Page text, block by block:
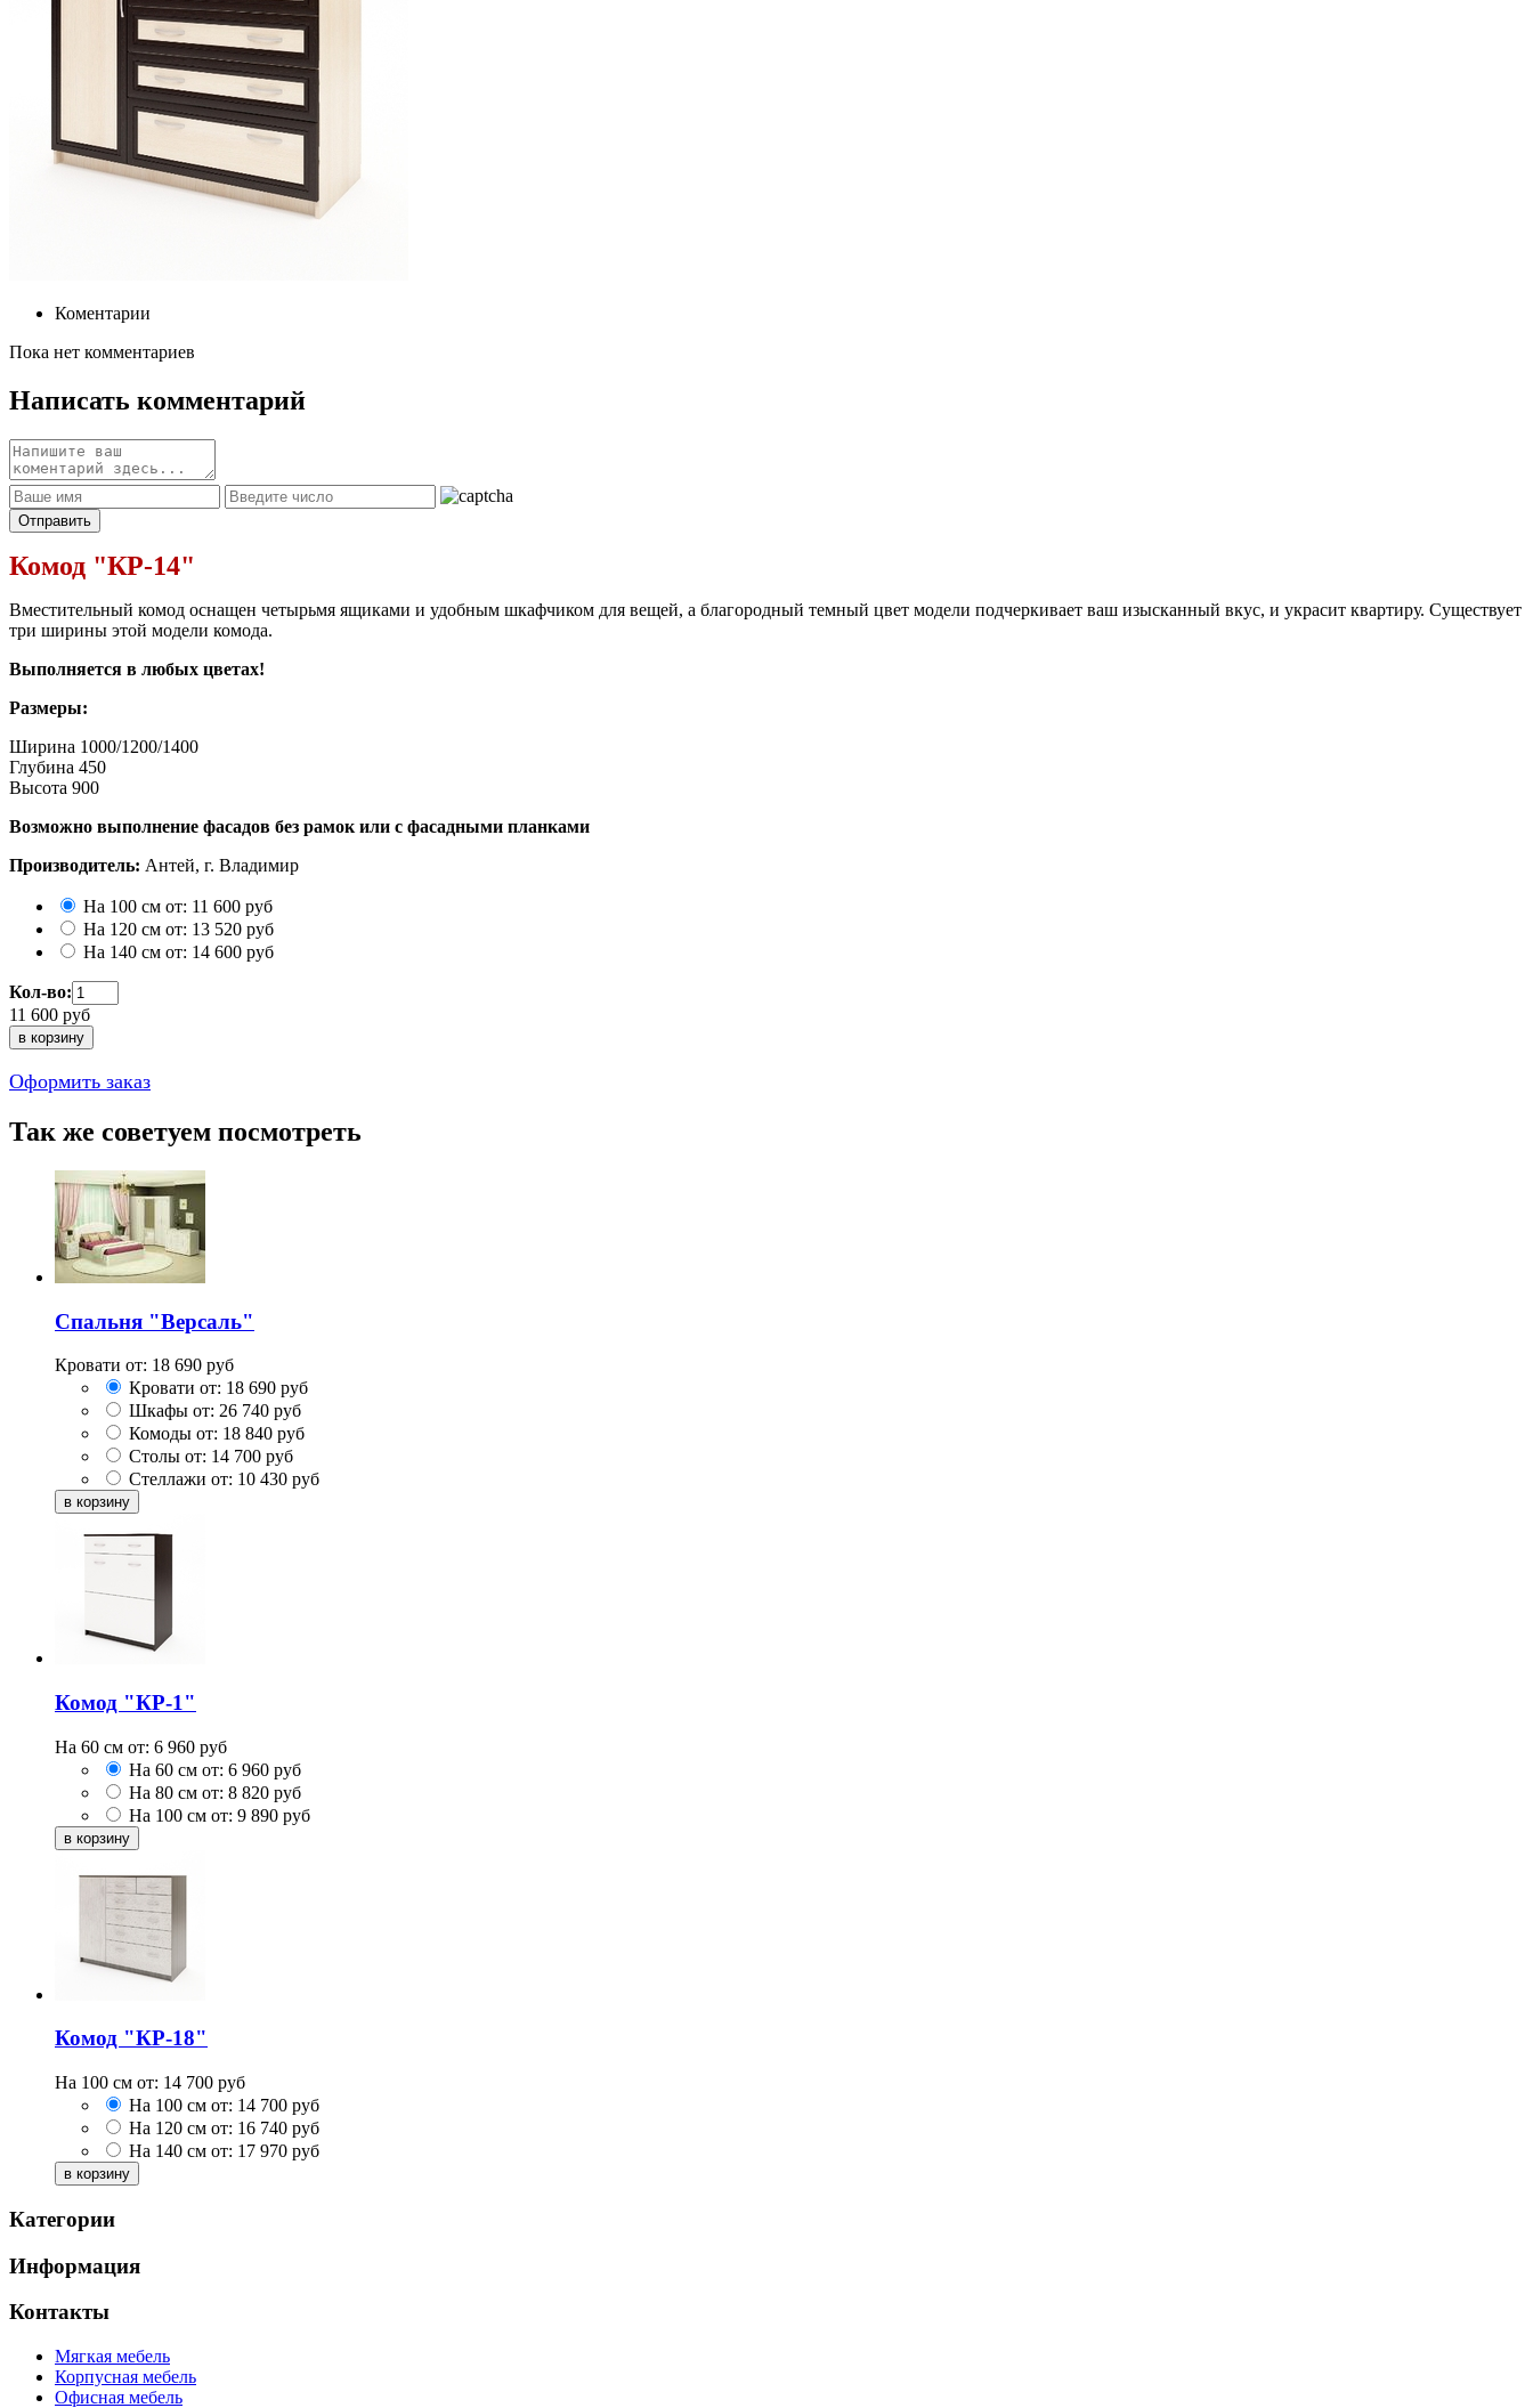
Коментарии
Пока нет комментариев
Написать комментарий
Комод "КР-14"
Вместительный комод оснащен четырьмя ящиками и удобным шкафчиком для вещей, а благородный темный цвет модели подчеркивает ваш изысканный вкус, и украсит квартиру. Существует
три ширины этой модели комода.
Выполняется в любых цветах!
Размеры:
Ширина 1000/1200/1400
Глубина 450
Высота 900
Возможно выполнение фасадов без рамок или с фасадными планками
Производитель: Антей, г. Владимир
На 100 см от: 11 600 руб
На 120 см от: 13 520 руб
На 140 см от: 14 600 руб
Кол-во:
11 600 руб
Оформить заказ
Так же советуем посмотреть
Спальня "Версаль"
Кровати от: 18 690 руб
Кровати от: 18 690 руб
Шкафы от: 26 740 руб
Комоды от: 18 840 руб
Столы от: 14 700 руб
Стеллажи от: 10 430 руб
Комод "КР-1"
На 60 см от: 6 960 руб
На 60 см от: 6 960 руб
На 80 см от: 8 820 руб
На 100 см от: 9 890 руб
Комод "КР-18"
На 100 см от: 14 700 руб
На 100 см от: 14 700 руб
На 120 см от: 16 740 руб
На 140 см от: 17 970 руб
Категории
Информация
Контакты
Мягкая мебель
Корпусная мебель
Офисная мебель